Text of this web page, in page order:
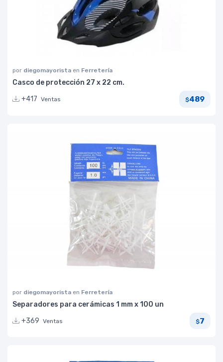
por diegomayorista en Ferretería
Casco de protección 27 x 22 cm.
+417 Ventas $489
por diegomayorista en Ferretería
Separadores para cerámicas 1 mm x 100 un
+369 Ventas $7